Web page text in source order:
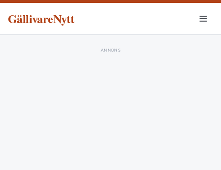
GällivareNytt
ANNONS